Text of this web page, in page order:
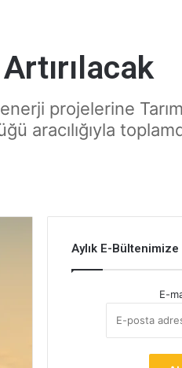
projelerine
aracılığıyla
Aylık E-Bültenimize
E-